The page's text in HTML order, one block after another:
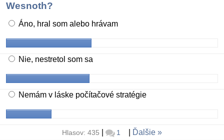
Wesnoth?
Áno, hral som alebo hrávam
Nie, nestretol som sa
Nemám v láske počítačové stratégie
Hlasov: 435 1 Ďalšie